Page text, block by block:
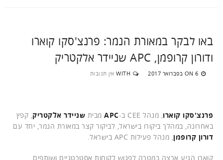
באו לבקר במאורת הנמר: פרנצ'סקו קוארו
ודורון קרופמן, APC שניידר אלקטריק
ON 6 בפברואר 2017 WITH אין תגובות
פרנצ'סקו קוארו, מנהל CEE ב- APC מבית שניידר אלקטריק, קפץ
באחרונה, במהלך ביקורו בישראל, לביקור קצר במאורת הנמר, יחד עם
דורון קרופמן, מנהל פעילות APC בישראל.
קוארו הגיע ארצה במטרה לפגוש לקוחות אסטרטגיים ושותפים